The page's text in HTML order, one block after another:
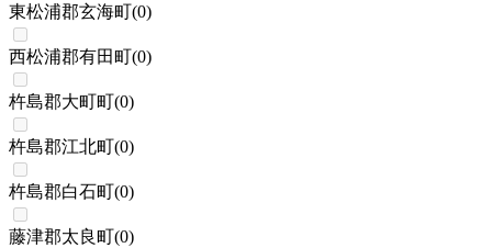
東松浦郡玄海町(0)
西松浦郡有田町(0)
杵島郡大町町(0)
杵島郡江北町(0)
杵島郡白石町(0)
藤津郡太良町(0)